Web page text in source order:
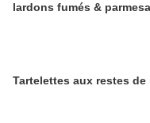
lardons fumés &
Tartelettes aux restes de